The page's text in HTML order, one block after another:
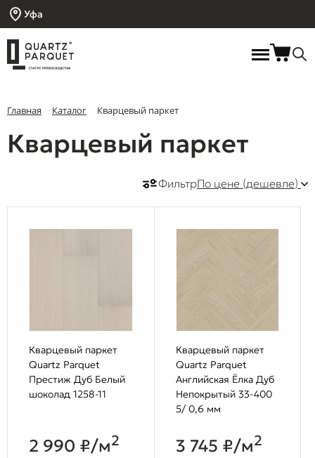
Уфа
Главная Каталог Кварцевый паркет
Кварцевый паркет
По цене (дешевле)
Фильтр
Кварцевый паркет
Quartz Parquet
Престиж Дуб Белый
шоколад 1258-11
2 990 ₽/м2
Кварцевый паркет
Quartz Parquet
Английская Ёлка Дуб
Непокрытый 33-400
5/ 0,6 мм
3 745 ₽/м2